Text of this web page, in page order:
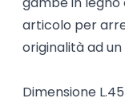
articolo per
originalità ad
Dimensione